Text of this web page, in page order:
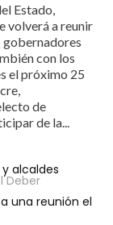
Estado,
volverá a reunir
gobernadores
con los
el próximo 25
de
de la...
alcaldes
Deber
una reunión el